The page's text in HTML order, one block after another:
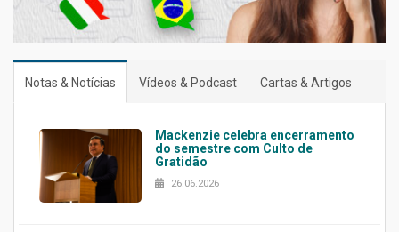
Notas & Notícias Vídeos & Podcast Cartas & Artigos
Mackenzie celebra encerramento
do semestre com Culto de
Gratidão
26.06.2026